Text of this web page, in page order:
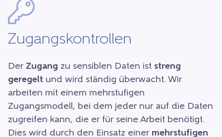
Zugangskontrollen
Der Zugang zu sensiblen Daten ist streng
geregelt und wird ständig überwacht. Wir
arbeiten mit einem mehrstufigen
Zugangsmodell, bei dem jeder nur auf die Daten
zugreifen kann, die er für seine Arbeit benötigt.
Dies wird durch den Einsatz einer mehrstufigen